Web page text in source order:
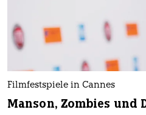
Filmfestspiele in Cannes
Manson, Zombies und